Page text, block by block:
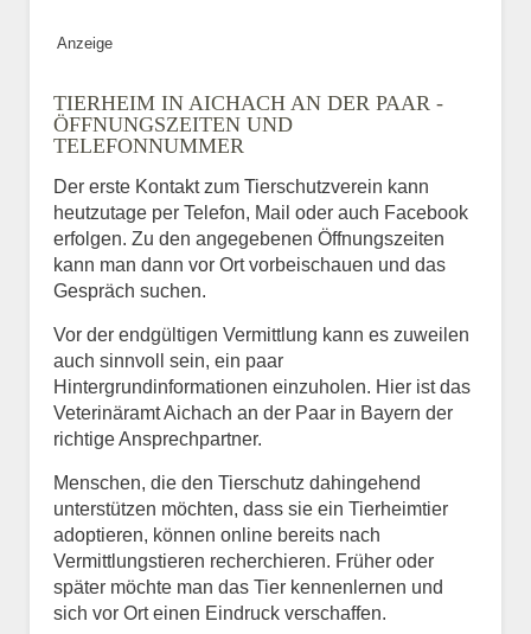
Anzeige
TIERHEIM IN AICHACH AN DER PAAR -
ÖFFNUNGSZEITEN UND
TELEFONNUMMER
Der erste Kontakt zum Tierschutzverein kann
heutzutage per Telefon, Mail oder auch Facebook
erfolgen. Zu den angegebenen Öffnungszeiten
kann man dann vor Ort vorbeischauen und das
Gespräch suchen.
Vor der endgültigen Vermittlung kann es zuweilen
auch sinnvoll sein, ein paar
Hintergrundinformationen einzuholen. Hier ist das
Veterinäramt Aichach an der Paar in Bayern der
richtige Ansprechpartner.
Menschen, die den Tierschutz dahingehend
unterstützen möchten, dass sie ein Tierheimtier
adoptieren, können online bereits nach
Vermittlungstieren recherchieren. Früher oder
später möchte man das Tier kennenlernen und
sich vor Ort einen Eindruck verschaffen.